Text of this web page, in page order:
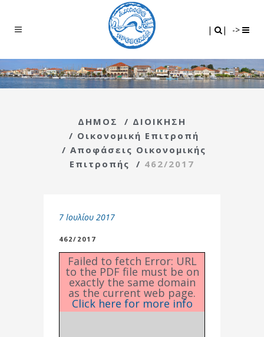
| | ->
ΔΗΜΟΣ / ΔΙΟΙΚΗΣΗ
/ Οικονομική Επιτροπή
/ Αποφάσεις Οικονομικής
Επιτροπής
/ 462/2017
7 Ιουλίου 2017
462/2017
Failed to fetch Error: URL
to the PDF file must be on
exactly the same domain
as the current web page.
Click here for more info